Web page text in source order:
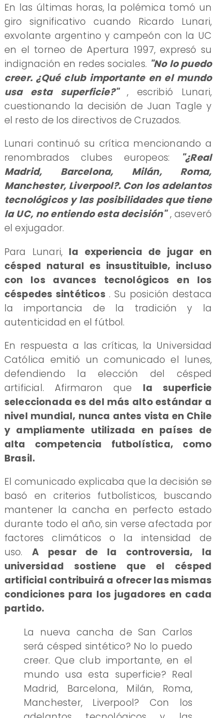
En las últimas horas, la polémica tomó un
giro significativo cuando Ricardo Lunari,
exvolante argentino y campeón con la UC
en el torneo de Apertura 1997, expresó su
indignación en redes sociales. "No lo puedo
creer. ¿Qué club importante en el mundo
usa esta superficie?" , escribió Lunari,
cuestionando la decisión de Juan Tagle y
el resto de los directivos de Cruzados.
Lunari continuó su crítica mencionando a
renombrados clubes europeos:
"¿Real
Madrid, Barcelona, ​​Milán, Roma,
Manchester, Liverpool?. Con los adelantos
tecnológicos y las posibilidades que tiene
la UC, no entiendo esta decisión", aseveró
el exjugador.
Para Lunari, la experiencia de jugar en
césped natural es insustituible, incluso
con los avances tecnológicos en los
céspedes sintéticos . Su posición destaca
la importancia de la tradición y la
autenticidad en el fútbol.
En respuesta a las críticas, la Universidad
Católica emitió un comunicado el lunes,
defendiendo la elección del césped
artificial. Afirmaron que la superficie
seleccionada es del más alto estándar a
nivel mundial, nunca antes vista en Chile
y ampliamente utilizada en países de
alta competencia futbolística, como
Brasil.
El comunicado explicaba que la decisión se
basó en criterios futbolísticos, buscando
mantener la cancha en perfecto estado
durante todo el año, sin verse afectada por
factores climáticos o la intensidad de
uso.A pesar de la controversia, la
universidad sostiene que el césped
artificial contribuirá a ofrecer las mismas
condiciones para los jugadores en cada
partido.
La nueva cancha de San Carlos
será césped sintético? No lo puedo
creer. Que club importante, en el
mundo usa esta superficie? Real
Madrid, Barcelona, Milán, Roma,
Manchester, Liverpool? Con los